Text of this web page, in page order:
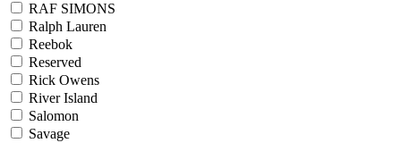
RAF SIMONS
Ralph Lauren
Reebok
Reserved
Rick Owens
River Island
Salomon
Savage